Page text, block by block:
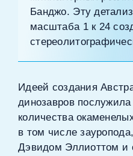
Банджо. Эту
масштаба 1 к 24
Идеей создания
динозавров
количества
в том числе
Дэвидом Эллиоттом и